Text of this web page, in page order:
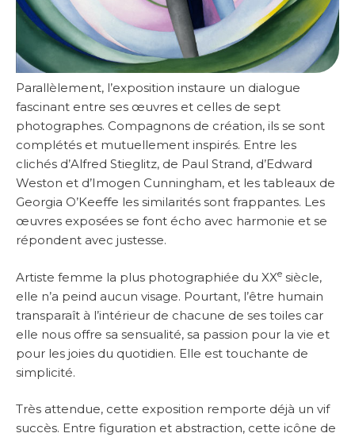
Parallèlement, l’exposition instaure un dialogue
fascinant entre ses œuvres et celles de sept
photographes. Compagnons de création, ils se sont
complétés et mutuellement inspirés. Entre les
clichés d’Alfred Stieglitz, de Paul Strand, d’Edward
Weston et d’Imogen Cunningham, et les tableaux de
Georgia O’Keeffe les similarités sont frappantes. Les
œuvres exposées se font écho avec harmonie et se
répondent avec justesse.
Artiste femme la plus photographiée du XXe siècle,
elle n’a peind aucun visage. Pourtant, l’être humain
transparaît à l’intérieur de chacune de ses toiles car
elle nous offre sa sensualité, sa passion pour la vie et
pour les joies du quotidien. Elle est touchante de
simplicité.
Très attendue, cette exposition remporte déjà un vif
succès. Entre figuration et abstraction, cette icône de